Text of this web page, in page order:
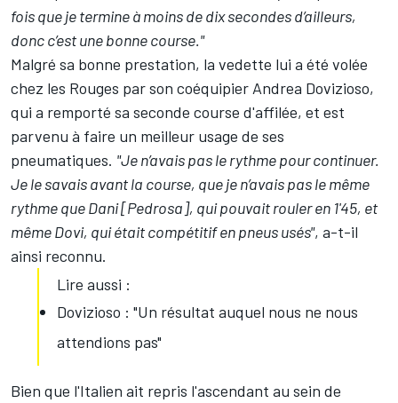
fois que je termine à moins de dix secondes d’ailleurs,
donc c’est une bonne course."
Malgré sa bonne prestation, la vedette lui a été volée
chez les Rouges par son coéquipier Andrea Dovizioso,
qui a remporté sa seconde course d'affilée, et est
parvenu à faire un meilleur usage de ses
pneumatiques. "Je n’avais pas le rythme pour continuer.
Je le savais avant la course, que je n’avais pas le même
rythme queDani [Pedrosa], qui pouvait rouler en 1'45, et
même Dovi, qui était compétitif en pneus usés", a-t-il
ainsi reconnu.
Lire aussi :
Dovizioso : "Un résultat auquel nous ne nous
attendions pas"
Bien que l'Italien ait repris l'ascendant au sein de